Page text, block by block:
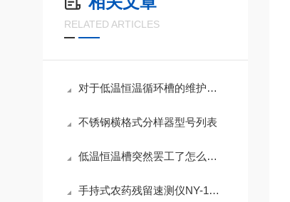
RELATED ARTICLES
对于低温恒温循环槽的维护与保养可以按以下方法进行
不锈钢横格式分样器型号列表
低温恒温槽突然罢工了怎么办，教你一些简单的应急小知识
手持式农药残留速测仪NY-1D主机简介